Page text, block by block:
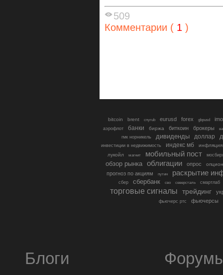
509
Комментарии ( 1 )
bitcoin brent cnyrub eurusd forex gbpusd
аэрофлот банки биржа биткоин брокеры
гмк норникель
дивиденды доллар
инвестиции в недвижимость индекс мб
инфляция
лукойл
магнит мобильный пост
обзор рынка облигации опрос
прогноз по акциям путин раскрытие
сбер сбербанк сво северсталь смартлаб
торговые сигналы трейдинг
фьючерс ртс фьючерсы
Блоги